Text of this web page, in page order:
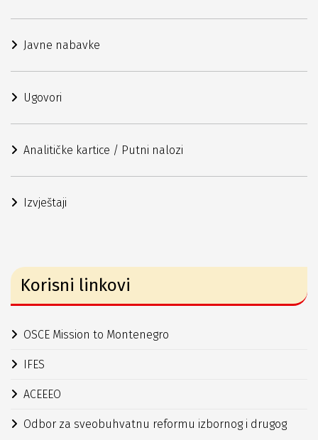
Javne nabavke
Ugovori
Analitičke kartice / Putni nalozi
Izvještaji
Korisni linkovi
OSCE Mission to Montenegro
IFES
ACEEEO
Odbor za sveobuhvatnu reformu izbornog i drugog